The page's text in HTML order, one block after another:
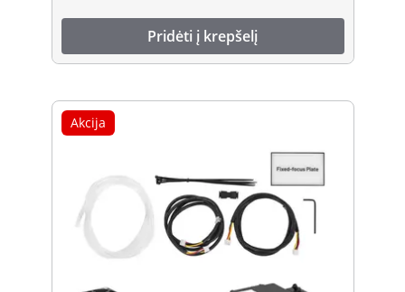
Pridėti į krepšelį
Akcija